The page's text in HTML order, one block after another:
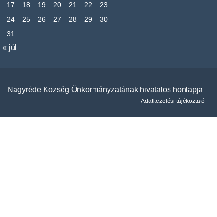
17
18 19 20 21 22
23
24
25 26 27 28 29
30
31
« júl
Nagyréde Község Önkormányzatának hivatalos honlapja
Adatkezelési tájékoztató